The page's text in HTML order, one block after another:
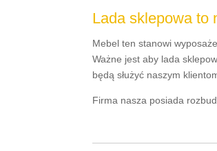
Lada sklepowa to
Mebel ten stanowi
Ważne jest aby lada
będą służyć naszym
Firma nasza posiada